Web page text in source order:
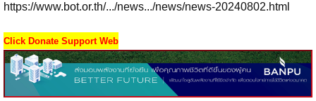
https://www.bot.or.th/.../news.../news/news-20240802.html
Click Donate Support Web